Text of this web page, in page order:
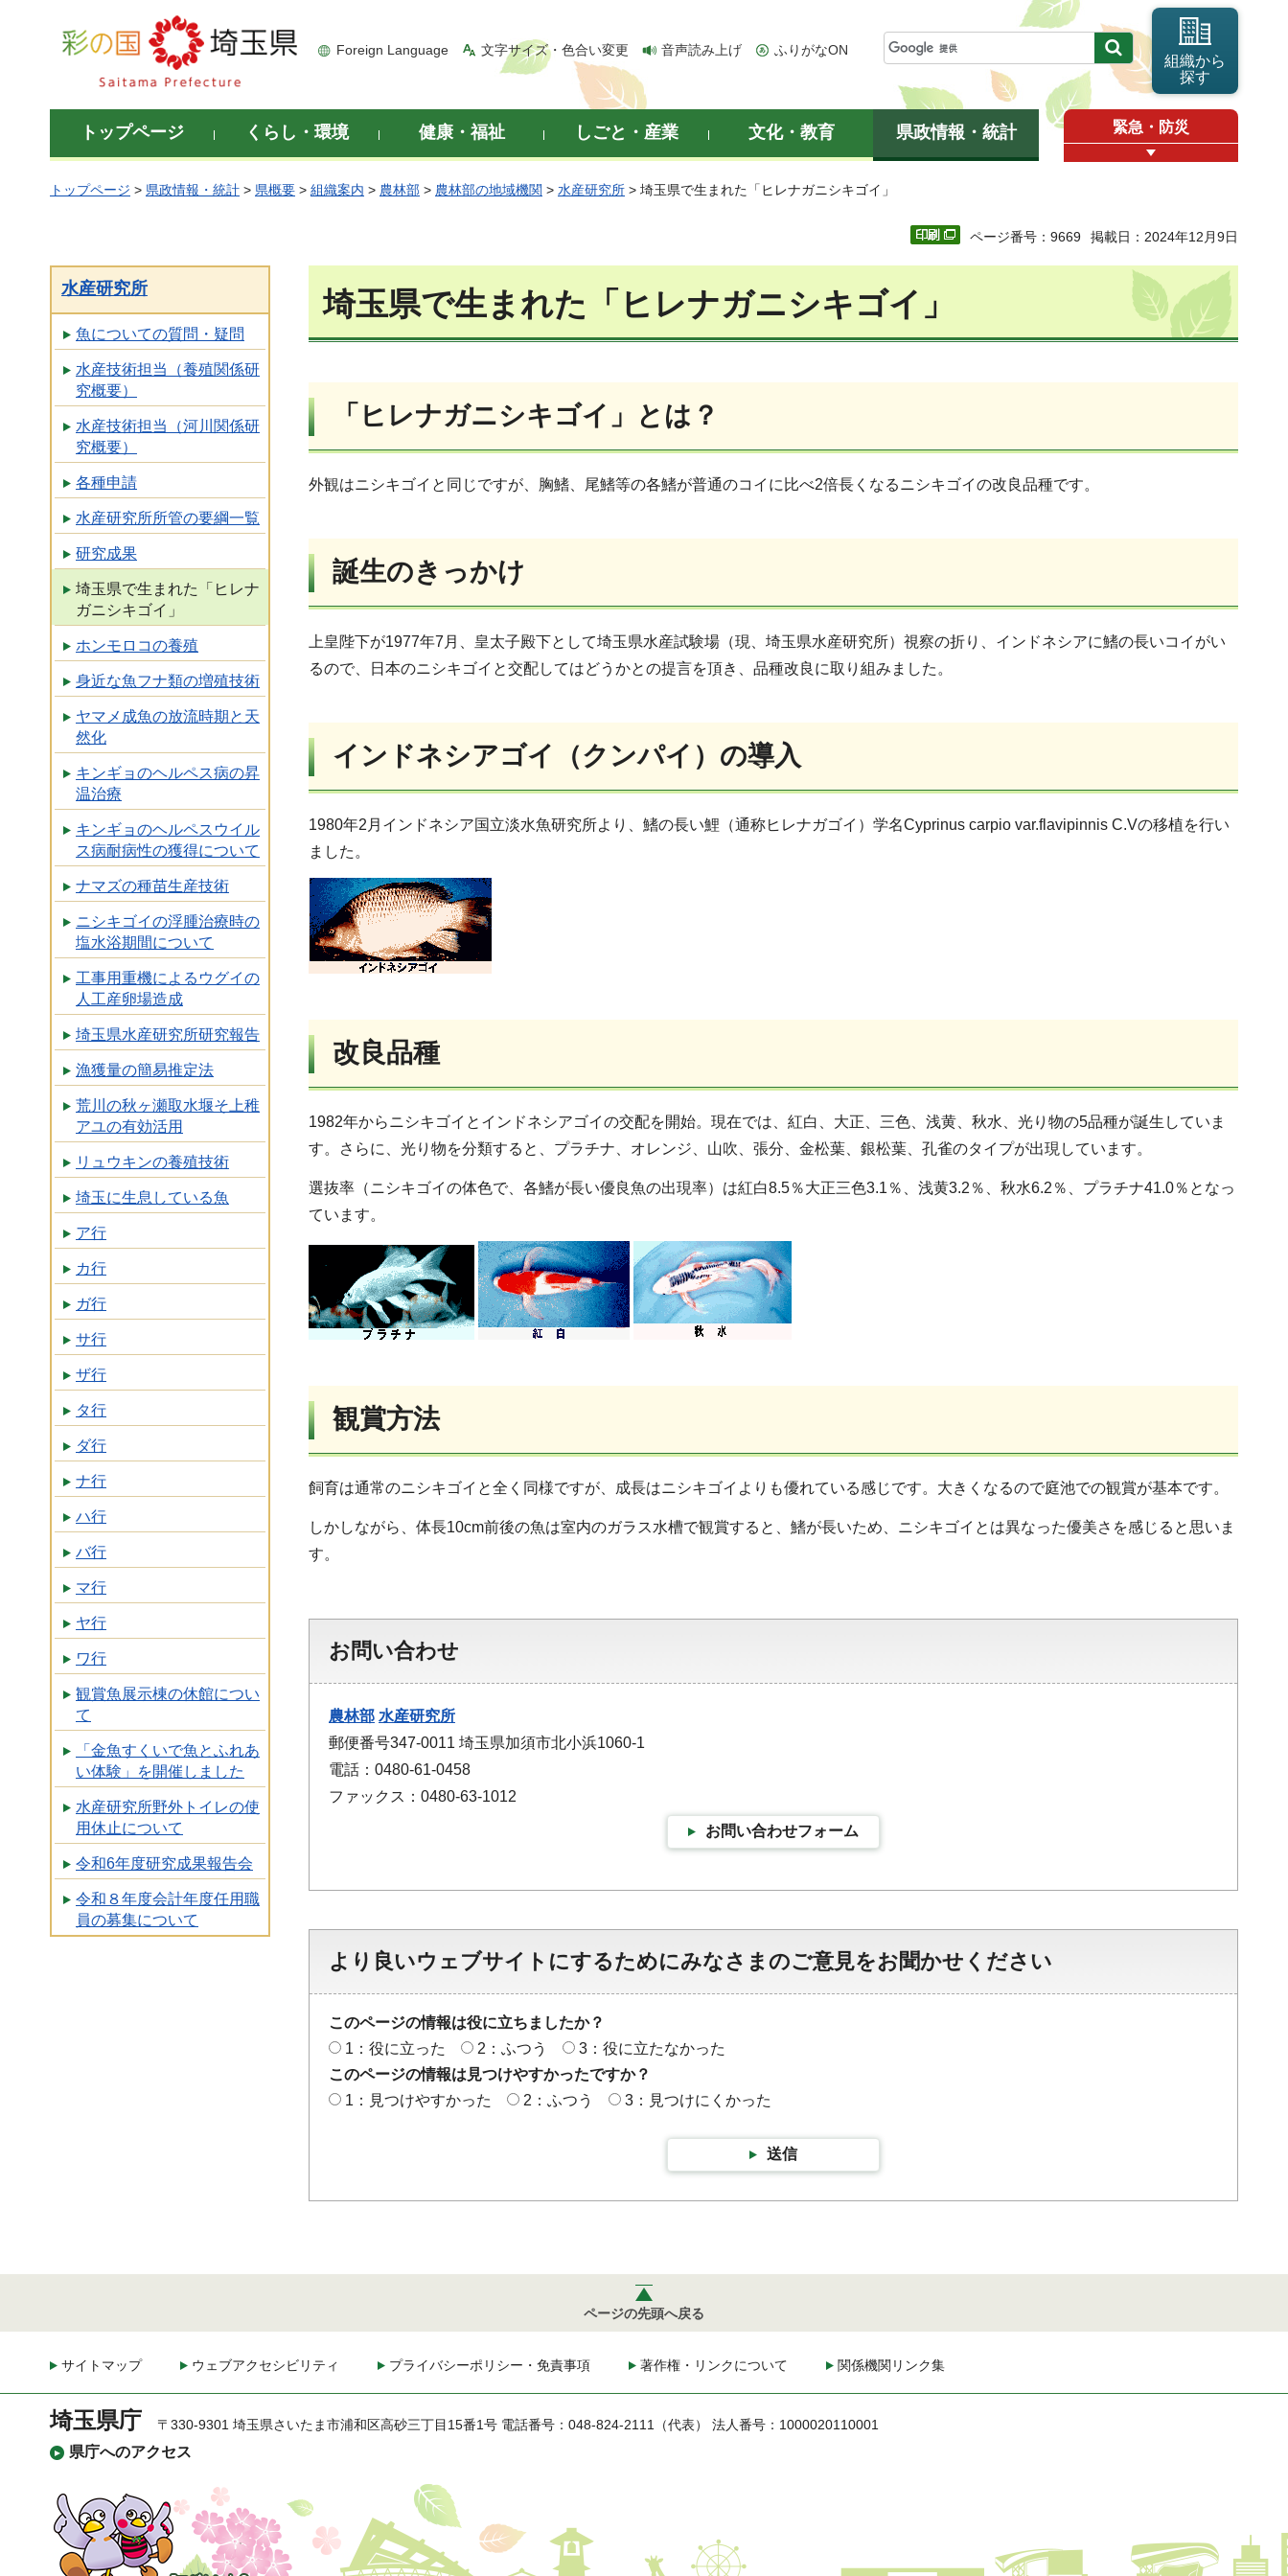
彩の国 埼玉県
Foreign Language 文字サイズ・色合い変更 音声読み上げ ふりがなON
組織から
探す
トップページ くらし・環境 健康・福祉 しごと・産業 文化・教育 県政情報・統計 緊急・防災
トップページ > 県政情報・統計 > 県概要 > 組織案内 > 農林部 > 農林部の地域機関 > 水産研究所 > 埼玉県で生まれた「ヒレナガニシキゴイ」
ページ番号：9669 掲載日：2024年12月9日
水産研究所
魚についての質問・疑問
水産技術担当（養殖関係研
究概要）
水産技術担当（河川関係研
究概要）
各種申請
水産研究所所管の要綱一覧
研究成果
埼玉県で生まれた「ヒレナ
ガニシキゴイ」
ホンモロコの養殖
身近な魚フナ類の増殖技術
ヤマメ成魚の放流時期と天
然化
キンギョのヘルペス病の昇
温治療
キンギョのヘルペスウイル
ス病耐病性の獲得について
ナマズの種苗生産技術
ニシキゴイの浮腫治療時の
塩水浴期間について
工事用重機によるウグイの
人工産卵場造成
埼玉県水産研究所研究報告
漁獲量の簡易推定法
荒川の秋ヶ瀬取水堰そ上稚
アユの有効活用
リュウキンの養殖技術
埼玉に生息している魚
ア行
カ行
ガ行
サ行
ザ行
タ行
ダ行
ナ行
ハ行
バ行
マ行
ヤ行
ワ行
観賞魚展示棟の休館につい
て
「金魚すくいで魚とふれあ
い体験」を開催しました
水産研究所野外トイレの使
用休止について
令和6年度研究成果報告会
令和８年度会計年度任用職
員の募集について
埼玉県で生まれた「ヒレナガニシキゴイ」
「ヒレナガニシキゴイ」とは？
外観はニシキゴイと同じですが、胸鰭、尾鰭等の各鰭が普通のコイに比べ2倍長くなるニシキゴイの改良品種です。
誕生のきっかけ
上皇陛下が1977年7月、皇太子殿下として埼玉県水産試験場（現、埼玉県水産研究所）視察の折り、インドネシアに鰭の長いコイがい
るので、日本のニシキゴイと交配してはどうかとの提言を頂き、品種改良に取り組みました。
インドネシアゴイ（クンパイ）の導入
1980年2月インドネシア国立淡水魚研究所より、鰭の長い鯉（通称ヒレナガゴイ）学名Cyprinus carpio var.flavipinnis C.Vの移植を行い
ました。
改良品種
1982年からニシキゴイとインドネシアゴイの交配を開始。現在では、紅白、大正、三色、浅黄、秋水、光り物の5品種が誕生していま
す。さらに、光り物を分類すると、プラチナ、オレンジ、山吹、張分、金松葉、銀松葉、孔雀のタイプが出現しています。
選抜率（ニシキゴイの体色で、各鰭が長い優良魚の出現率）は紅白8.5％大正三色3.1％、浅黄3.2％、秋水6.2％、プラチナ41.0％となっ
ています。
観賞方法
飼育は通常のニシキゴイと全く同様ですが、成長はニシキゴイよりも優れている感じです。大きくなるので庭池での観賞が基本です。
しかしながら、体長10cm前後の魚は室内のガラス水槽で観賞すると、鰭が長いため、ニシキゴイとは異なった優美さを感じると思いま
す。
お問い合わせ
農林部 水産研究所
郵便番号347-0011 埼玉県加須市北小浜1060-1
電話：0480-61-0458
ファックス：0480-63-1012
お問い合わせフォーム
より良いウェブサイトにするためにみなさまのご意見をお聞かせください
このページの情報は役に立ちましたか？
1：役に立った
2：ふつう
3：役に立たなかった
このページの情報は見つけやすかったですか？
1：見つけやすかった
2：ふつう 3：見つけにくかった
送信
ページの先頭へ戻る
サイトマップ ウェブアクセシビリティ プライバシーポリシー・免責事項 著作権・リンクについて 関係機関リンク集
埼玉県庁
県庁へのアクセス
〒330-9301 埼玉県さいたま市浦和区高砂三丁目15番1号 電話番号：048-824-2111（代表） 法人番号：1000020110001